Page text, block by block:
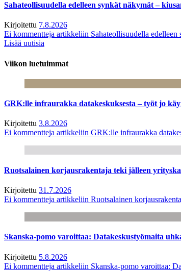
Sahateollisuudella edelleen synkät näkymät –
Kirjoitettu 7.8.2026
Ei kommentteja artikkeliin Sahateollisuudella
Lisää uutisia
Viikon luetuimmat
GRK:lle infraurakka datakeskuksesta – työt jo
Kirjoitettu 3.8.2026
Ei kommentteja artikkeliin GRK:lle infraurakka
Ruotsalainen korjausrakentaja teki jälleen
Kirjoitettu 31.7.2026
Ei kommentteja artikkeliin Ruotsalainen
Skanska-pomo varoittaa: Datakeskustyömaita
Kirjoitettu 5.8.2026
Ei kommentteja artikkeliin Skanska-pomo varoittaa: